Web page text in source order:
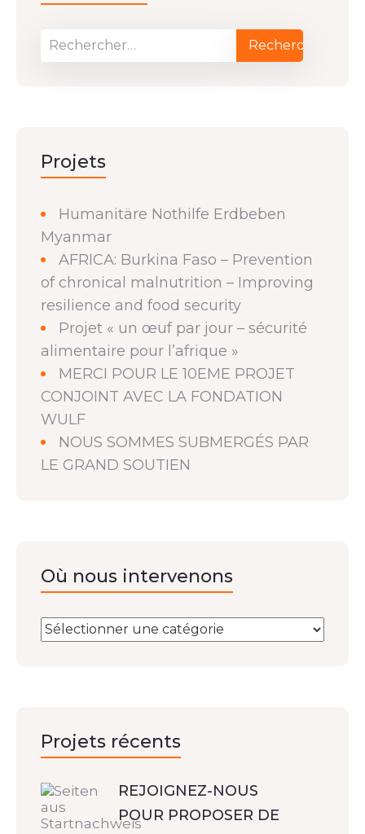
Projets
Humanitäre Nothilfe Erdbeben
Myanmar
AFRICA: Burkina Faso – Prevention
of chronical malnutrition – Improving
resilience and food security
Projet « un œuf par jour – sécurité
alimentaire pour l’afrique »
MERCI POUR LE 10EME PROJET
CONJOINT AVEC LA FONDATION
WULF
NOUS SOMMES SUBMERGÉS PAR
LE GRAND SOUTIEN
Où nous intervenons
Projets récents
REJOIGNEZ-NOUS
POUR PROPOSER DE